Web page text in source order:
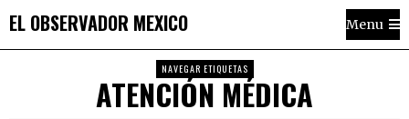
EL OBSERVADOR MEXICO Menu
NAVEGAR ETIQUETAS
ATENCIÓN MÉDICA